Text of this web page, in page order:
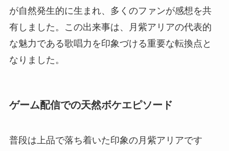
が自然発生的に生まれ、多くのファンが感想を共
有しました。この出来事は、月紫アリアの代表的
な魅力である歌唱力を印象づける重要な転換点と
なりました。
ゲーム配信での天然ボケエピソード
普段は上品で落ち着いた印象の月紫アリアです